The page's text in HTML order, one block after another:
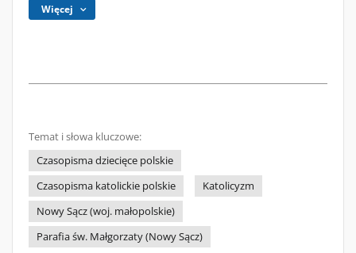
Więcej
Temat i słowa kluczowe:
Czasopisma dziecięce polskie
Czasopisma katolickie polskie
Katolicyzm
Nowy Sącz (woj. małopolskie)
Parafia św. Małgorzaty (Nowy Sącz)